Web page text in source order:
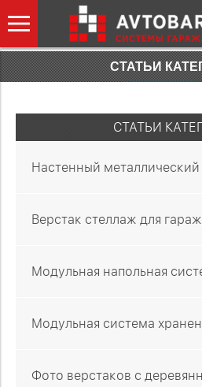
СТАТЬИ
СТАТЬИ
Настенный
Верстак стеллаж для
Модульная напольная
Модульная система
Фото верстаков с